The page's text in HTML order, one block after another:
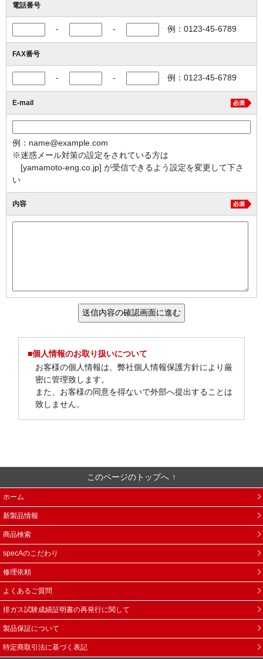
電話番号
- - 例：0123-45-6789
FAX番号
- - 例：0123-45-6789
E-mail
例：name@example.com
※迷惑メール対策の設定をされている方は
[yamamoto-eng.co.jp] が受信できるよう設定を変更して下さ
い
内容
■個人情報のお取り扱いについて
お客様の個人情報は、弊社個人情報保護方針により厳
密に管理致します。
また、お客様の同意を得ないで外部へ提出することは
致しません。
このページのトップへ
ホーム
新製品情報
商品検索
specAのこだわり
修理依頼
よくあるご質問
排ガス試験成績証明書の再発行に関して
製品保証について
特定商取引法に基づく表記